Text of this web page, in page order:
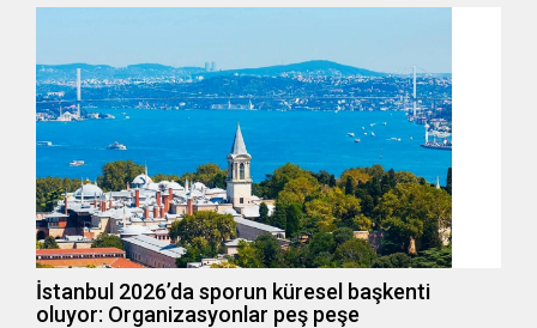
İstanbul 2026’da sporun küresel başkenti
oluyor: Organizasyonlar peş peşe